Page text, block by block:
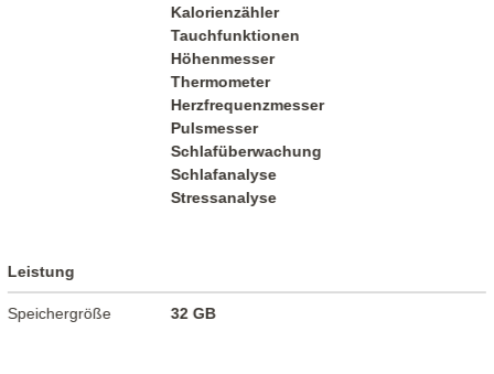
Kalorienzähler
Tauchfunktionen
Höhenmesser
Thermometer
Herzfrequenzmesser
Pulsmesser
Schlafüberwachung
Schlafanalyse
Stressanalyse
Leistung
Speichergröße 32 GB